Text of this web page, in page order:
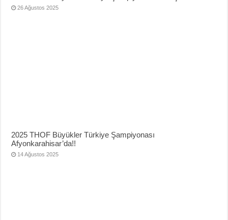
26 Ağustos 2025
2025 THOF Büyükler Türkiye Şampiyonası
Afyonkarahisar’da!!
14 Ağustos 2025